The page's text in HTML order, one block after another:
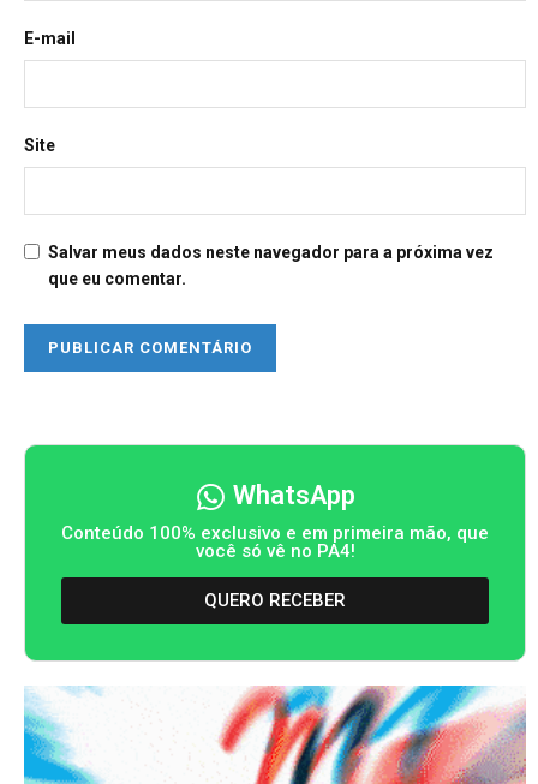
E-mail
Site
Salvar meus dados neste navegador para a próxima vez
que eu comentar.
WhatsApp
Conteúdo 100% exclusivo e em primeira mão, que
você só vê no PA4!
QUERO RECEBER